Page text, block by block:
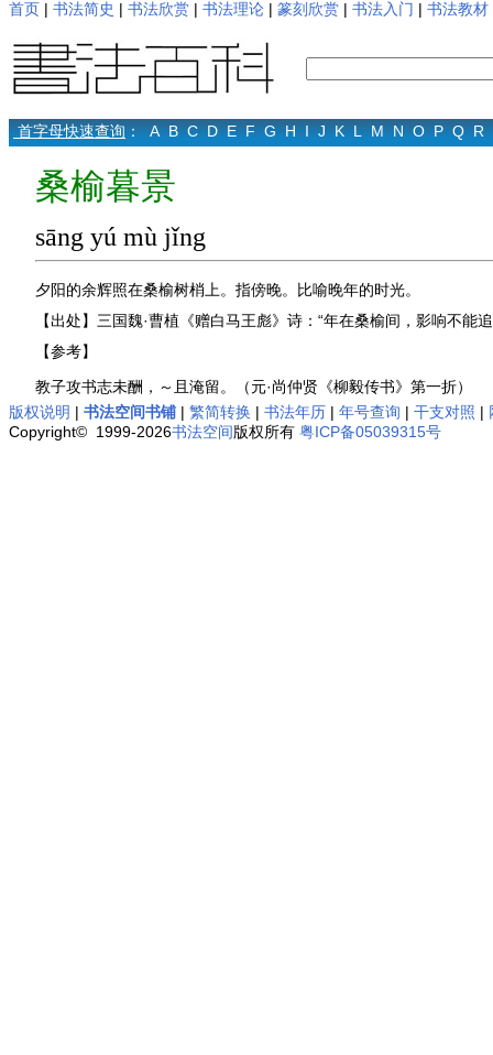
首页 | 书法简史 | 书法欣赏 | 书法理论 | 篆刻欣赏 | 书法入门 | 书法教材
首字母快速查询： A B C D E F G H I J K L M N O P Q R
桑榆暮景
sāng yú mù jǐng
夕阳的余辉照在桑榆树梢上。指傍晚。比喻晚年的时光。
【出处】三国魏·曹植《赠白马王彪》诗：“年在桑榆间，影响不能
【参考】
教子攻书志未酬，～且淹留。（元·尚仲贤《柳毅传书》第一折）
版权说明 | 书法空间书铺 | 繁简转换 | 书法年历 | 年号查询 | 干支对照 |
Copyright© 1999-2026书法空间版权所有 粤ICP备05039315号